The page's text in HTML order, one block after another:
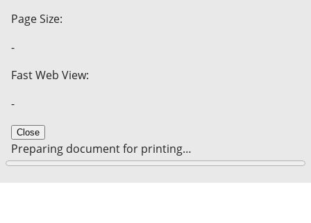
Page Size:
-
Fast Web View:
-
Close
Preparing document for printing…